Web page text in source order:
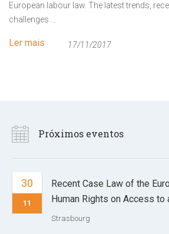
European labour law. The latest trends,
challenges ...
Ler mais 17/11/2017
Próximos eventos
30
11
Recent Case Law of the
Human Rights on Access to
Strasbourg